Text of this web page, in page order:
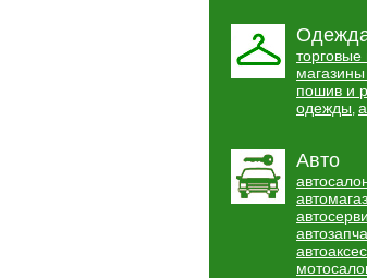
торговые
пошив и
одежды,
Авто